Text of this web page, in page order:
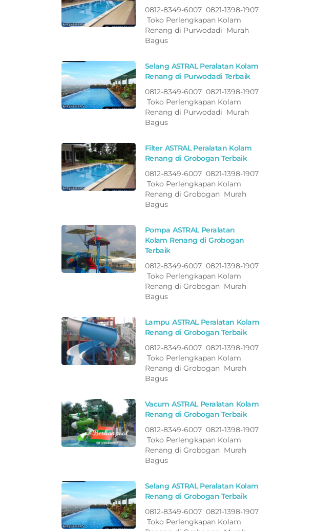
0812-8349-6007 0821-1398-1907
Toko Perlengkapan Kolam
Renang di Purwodadi Murah
Bagus
Selang ASTRAL Peralatan Kolam
Renang di Purwodadi Terbaik
0812-8349-6007 0821-1398-1907
Toko Perlengkapan Kolam
Renang di Purwodadi Murah
Bagus
Filter ASTRAL Peralatan Kolam
Renang di Grobogan Terbaik
0812-8349-6007 0821-1398-1907
Toko Perlengkapan Kolam
Renang di Grobogan Murah
Bagus
Pompa ASTRAL Peralatan
Kolam Renang di Grobogan
Terbaik
0812-8349-6007 0821-1398-1907
Toko Perlengkapan Kolam
Renang di Grobogan Murah
Bagus
Lampu ASTRAL Peralatan Kolam
Renang di Grobogan Terbaik
0812-8349-6007 0821-1398-1907
Toko Perlengkapan Kolam
Renang di Grobogan Murah
Bagus
Vacum ASTRAL Peralatan Kolam
Renang di Grobogan Terbaik
0812-8349-6007 0821-1398-1907
Toko Perlengkapan Kolam
Renang di Grobogan Murah
Bagus
Selang ASTRAL Peralatan Kolam
Renang di Grobogan Terbaik
0812-8349-6007 0821-1398-1907
Toko Perlengkapan Kolam